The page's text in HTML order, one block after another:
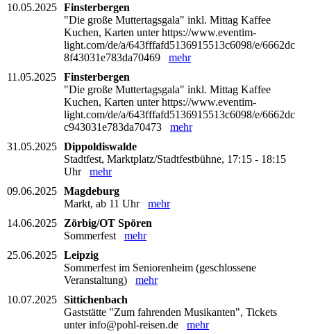
10.05.2025 Finsterbergen
"Die große Muttertagsgala" inkl. Mittag Kaffee
Kuchen, Karten unter https://www.eventim-
light.com/de/a/643fffafd5136915513c6098/e/6662dc
8f43031e783da70469 mehr
11.05.2025
Finsterbergen
"Die große Muttertagsgala" inkl. Mittag Kaffee
Kuchen, Karten unter https://www.eventim-
light.com/de/a/643fffafd5136915513c6098/e/6662dc
c943031e783da70473 mehr
31.05.2025 Dippoldiswalde
Stadtfest, Marktplatz/Stadtfestbühne, 17:15 - 18:15
Uhr mehr
09.06.2025 Magdeburg
Markt, ab 11 Uhr mehr
14.06.2025
Zörbig/OT Spören
Sommerfest mehr
25.06.2025 Leipzig
Sommerfest im Seniorenheim (geschlossene
Veranstaltung) mehr
10.07.2025 Sittichenbach
Gaststätte "Zum fahrenden Musikanten", Tickets
unter info@pohl-reisen.de mehr